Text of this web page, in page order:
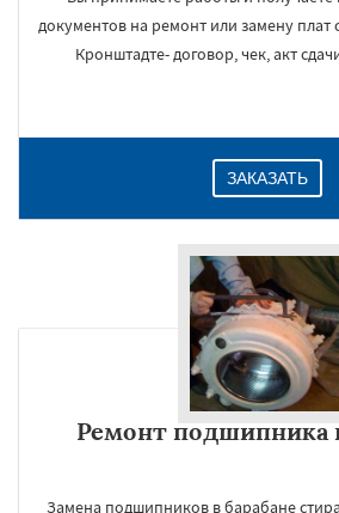
документов на ремонт или замену
Кронштадте- договор, чек, акт
ЗАКАЗАТЬ
Ремонт подшипника
Замена подшипников в барабане